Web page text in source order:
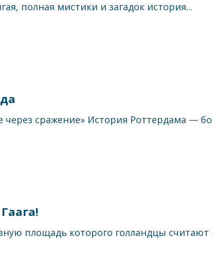
полная мистики и загадок история...
сражение» История Роттердама —
площадь которого голландцы считают